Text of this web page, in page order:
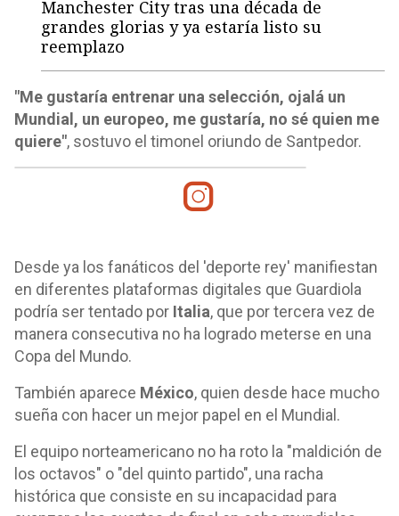
Manchester City tras una década de
grandes glorias y ya estaría listo su
reemplazo
"Me gustaría entrenar una selección, ojalá un
Mundial, un europeo, me gustaría, no sé quien me
quiere", sostuvo el timonel oriundo de Santpedor.
Desde ya los fanáticos del 'deporte rey' manifiestan
en diferentes plataformas digitales que Guardiola
podría ser tentado por Italia, que por tercera vez de
manera consecutiva no ha logrado meterse en una
Copa del Mundo.
También aparece México, quien desde hace mucho
sueña con hacer un mejor papel en el Mundial.
El equipo norteamericano no ha roto la "maldición de
los octavos" o "del quinto partido", una racha
histórica que consiste en su incapacidad para